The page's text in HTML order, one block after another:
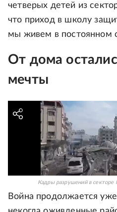
четверых детей из
что приход в школу
мы живем в постоянном
От дома
мечты
Кадры разрушений в секторе
Война продолжается